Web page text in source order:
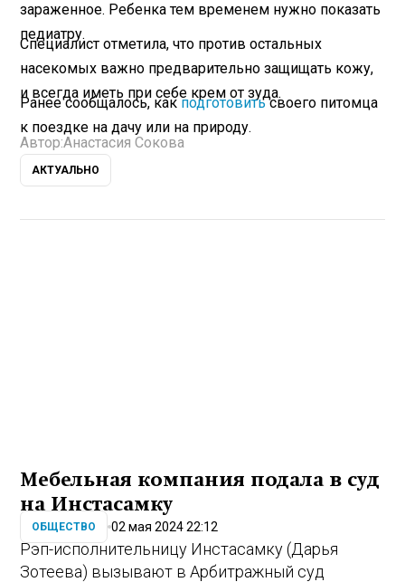
зараженное. Ребенка тем временем нужно показать
педиатру.
Специалист отметила, что против остальных
насекомых важно предварительно защищать кожу,
и всегда иметь при себе крем от зуда.
Ранее сообщалось, какподготовитьсвоего питомца
к поездке на дачу или на природу.
Автор:Анастасия Сокова
АКТУАЛЬНО
Мебельная компания подала в суд
на Инстасамку
ОБЩЕСТВО 02 мая 2024 22:12
Рэп-исполнительницу Инстасамку (Дарья
Зотеева) вызывают в Арбитражный суд